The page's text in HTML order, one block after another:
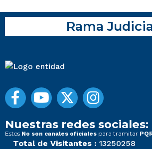
Rama
Nuestras redes sociales:
Estos No son canales oficiales para tramitar
Total de Visitantes : 13250258